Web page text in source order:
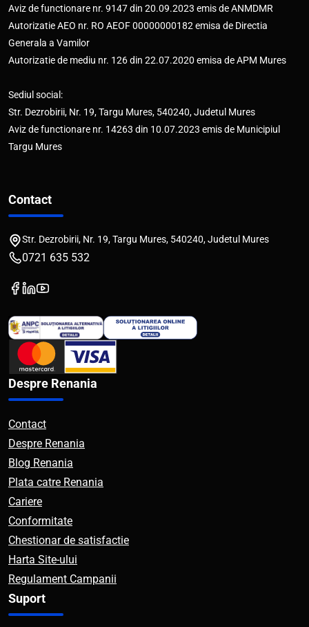
Aviz de functionare nr. 9147 din 20.09.2023 emis de ANMDMR
Autorizatie AEO nr. RO AEOF 00000000182 emisa de Directia
Generala a Vamilor
Autorizatie de mediu nr. 126 din 22.07.2020 emisa de APM Mures
Sediul social:
Str. Dezrobirii, Nr. 19, Targu Mures, 540240, Judetul Mures
Aviz de functionare nr. 14263 din 10.07.2023 emis de Municipiul
Targu Mures
Contact
Str. Dezrobirii, Nr. 19, Targu Mures, 540240, Judetul Mures
0721 635 532
Despre Renania
Contact
Despre Renania
Blog Renania
Plata catre Renania
Cariere
Conformitate
Chestionar de satisfactie
Harta Site-ului
Regulament Campanii
Suport